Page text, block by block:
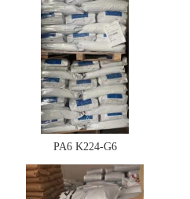
PA6 K224-G6